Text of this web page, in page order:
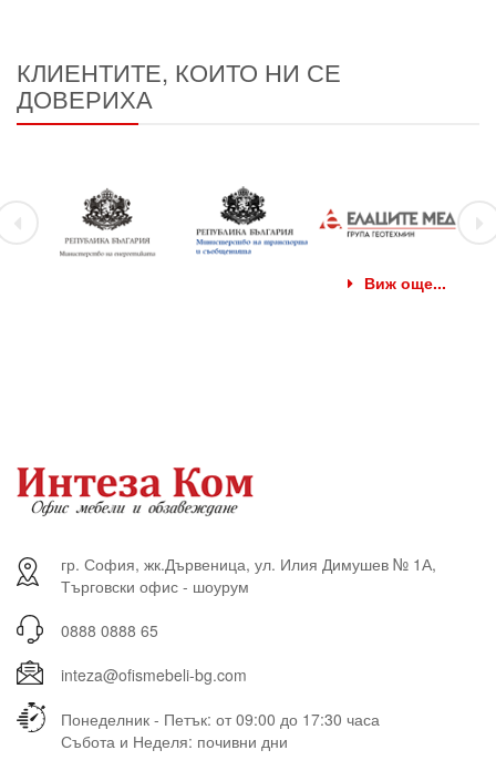
КЛИЕНТИТЕ, КОИТО НИ СЕ
ДОВЕРИХА
Виж още...
гр. София, жк.Дървеница, ул. Илия Димушев № 1А,
Търговски офис - шоурум
0888 0888 65
inteza@ofismebeli-bg.com
Понеделник - Петък: от 09:00 до 17:30 часа
Събота и Неделя: почивни дни